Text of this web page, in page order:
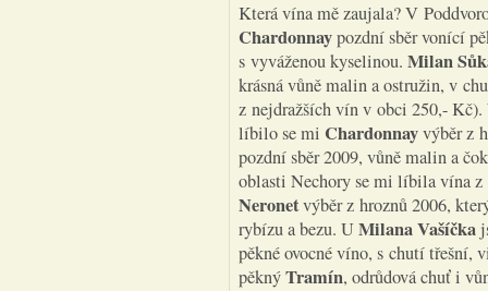
Která vína mě zaujala? V
Chardonnaypozdní sběr vonící
s vyváženou kyselinou. Milan
krásná vůně malin a ostružin, v
z nejdražších vín v obci 250,- Kč).
líbilo se mi Chardonnayvýběr z
pozdní sběr 2009, vůně malin a
oblasti Nechory se mi líbila vína z
Neronetvýběr z hroznů 2006,
rybízu a bezu. UMilana Vašíčka
pěkné ovocné víno, s chutí třešní,
pěknýTramín, odrůdová chuť i